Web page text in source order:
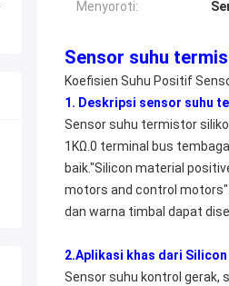
Menyoroti:
Sensor suhu
Koefisien Suhu Positif
1. Deskripsi sensor suhu
Sensor suhu termistor
1KΩ.0 terminal bus
baik."Silicon material
motors and control
dan warna timbal dapat
2.Aplikasi khas dari
Sensor suhu kontrol gerak,